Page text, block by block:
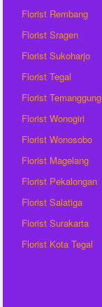
Florist Rembang
Florist Sragen
Florist Sukoharjo
Florist Tegal
Florist Temanggung
Florist Wonogiri
Florist Wonosobo
Florist Magelang
Florist Pekalongan
Florist Salatiga
Florist Surakarta
Florist Kota Tegal